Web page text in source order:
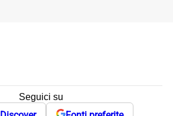
Seguici su